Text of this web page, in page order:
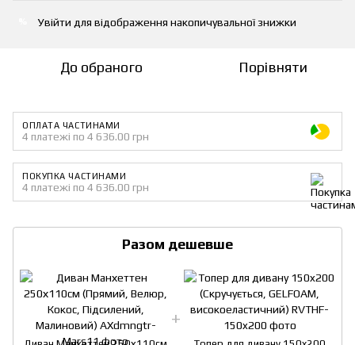
Увійти для відображення накопичувальної знижки
До обраного Порівняти
ОПЛАТА ЧАСТИНАМИ
4 платежі по 4 636.00 грн
ПОКУПКА ЧАСТИНАМИ
4 платежі по 4 636.00 грн
Разом дешевше